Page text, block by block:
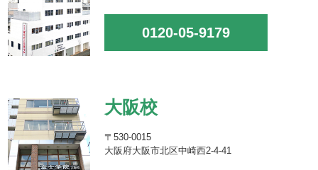
0120-05-9179
大阪校
〒530-0015
大阪府大阪市北区中崎西2-4-41